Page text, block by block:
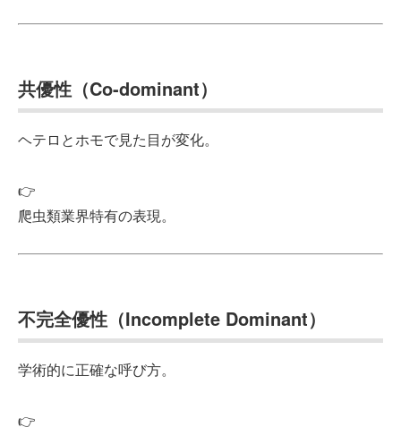
共優性（Co-dominant）
ヘテロとホモで見た目が変化。
👉
爬虫類業界特有の表現。
不完全優性（Incomplete Dominant）
学術的に正確な呼び方。
👉